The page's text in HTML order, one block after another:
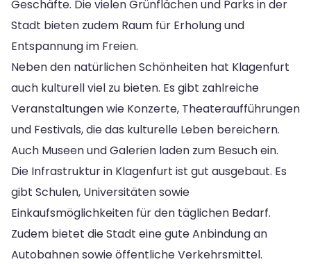
Geschäfte. Die vielen Grünflächen und Parks in der
Stadt bieten zudem Raum für Erholung und
Entspannung im Freien.
Neben den natürlichen Schönheiten hat Klagenfurt
auch kulturell viel zu bieten. Es gibt zahlreiche
Veranstaltungen wie Konzerte, Theateraufführungen
und Festivals, die das kulturelle Leben bereichern.
Auch Museen und Galerien laden zum Besuch ein.
Die Infrastruktur in Klagenfurt ist gut ausgebaut. Es
gibt Schulen, Universitäten sowie
Einkaufsmöglichkeiten für den täglichen Bedarf.
Zudem bietet die Stadt eine gute Anbindung an
Autobahnen sowie öffentliche Verkehrsmittel.